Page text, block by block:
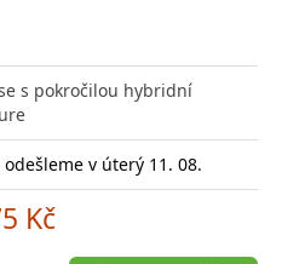
s pokročilou hybridní
odešleme v úterý 11. 08.
Kč